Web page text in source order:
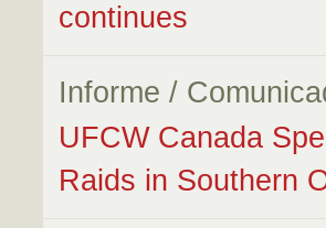
continues
Informe /
UFCW Canada
Raids in Southern